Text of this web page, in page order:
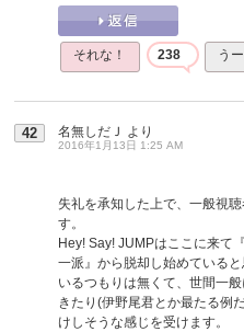
それな！ 238 う
42 名無しだＪ より
2016年1月13日 1:25 AM
失礼を承知した上で、一般視
す。
Hey! Say! JUMPはここに来て
一派』から脱却し始めている
いるつもりは無くて、世間一
きたり(伊野尾君とか最たる例
けしそうな感じを受けます。